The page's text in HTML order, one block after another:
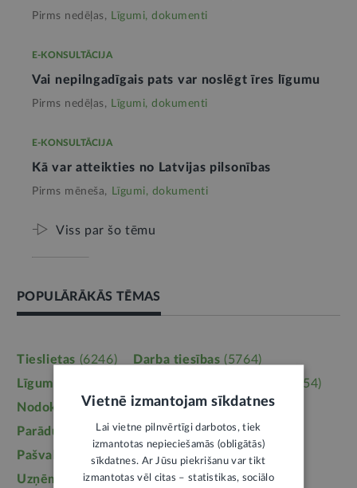
Pirms nedēļas, Līgumi, dokumenti
E-KONSULTĀCIJA
Vai nepilngadīgais pats var noslēgt īres līgumu
Pirms nedēļas, Līgumi, dokumenti
E-KONSULTĀCIJA
Kā var atteikties no Latvijas pilsonības
Pirms mēneša, Līgumi, dokumenti
Viss par šo tēmu
POPULĀRĀKĀS TĒMAS
Tieslietas (6246) Darba tiesības (5764)
Līgumi, dokumenti
(3954)
Nodokļi
(3710) Mājoklis(3142)
Parādu piedziņa(2558) Labklājība(2254)
Pašvaldības
(2217) Uzturlīdzekļi
(1457)
Uzņēmējdarbība(1355) Ģimene(1241)
Vietnē izmantojam sīkdatnes
Lai vietne pilnvērtīgi darbotos, tiek
izmantotas nepieciešamās (obligātās)
sīkdatnes. Ar Jūsu piekrišanu var tikt
izmantotas vēl citas – statistikas, sociālo